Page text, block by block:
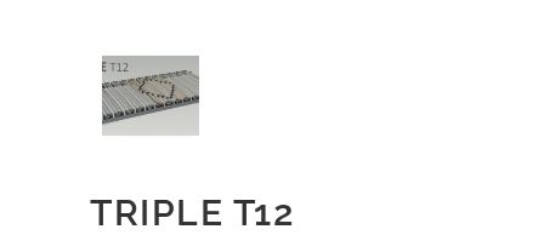
TRIPLE T12